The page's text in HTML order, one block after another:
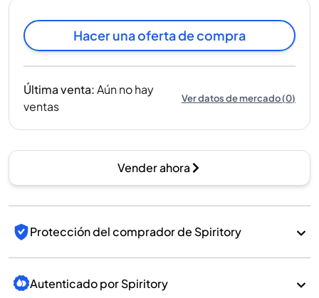
Hacer una oferta de compra
Última venta:Aún no hay
ventas
Ver datos de mercado(0)
Vender ahora
Protección del comprador de Spiritory
Autenticado por Spiritory